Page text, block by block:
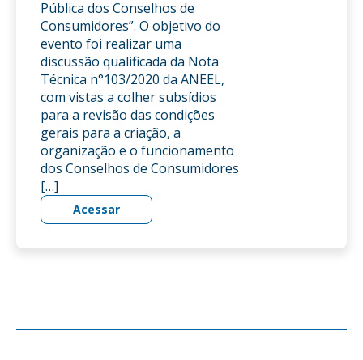
Pública dos Conselhos de
Consumidores”. O objetivo do
evento foi realizar uma
discussão qualificada da Nota
Técnica n°103/2020 da ANEEL,
com vistas a colher subsídios
para a revisão das condições
gerais para a criação, a
organização e o funcionamento
dos Conselhos de Consumidores
[…]
Acessar